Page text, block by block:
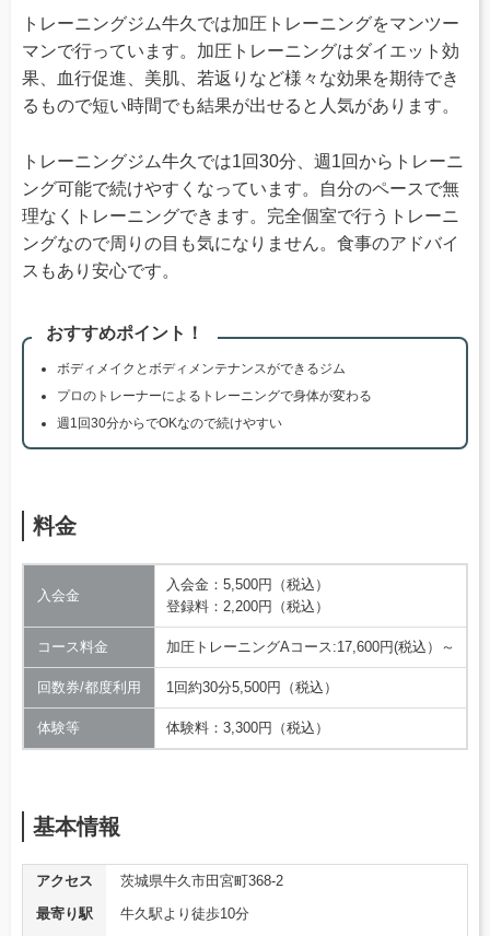
トレーニングジム牛久では加圧トレーニングをマンツー
マンで行っています。加圧トレーニングはダイエット効
果、血行促進、美肌、若返りなど様々な効果を期待でき
るもので短い時間でも結果が出せると人気があります。
トレーニングジム牛久では1回30分、週1回からトレーニ
ング可能で続けやすくなっています。自分のペースで無
理なくトレーニングできます。完全個室で行うトレーニ
ングなので周りの目も気になりません。食事のアドバイ
スもあり安心です。
おすすめポイント！
ボディメイクとボディメンテナンスができるジム
プロのトレーナーによるトレーニングで身体が変わる
週1回30分からでOKなので続けやすい
料金
入会金
入会金：5,500円（税込）
登録料：2,200円（税込）
コース料金 加圧トレーニングAコース:17,600円(税込）～
回数券/都度利用 1回約30分5,500円（税込）
体験等 体験料：3,300円（税込）
基本情報
アクセス
茨城県牛久市田宮町368-2
最寄り駅
牛久駅より徒歩10分